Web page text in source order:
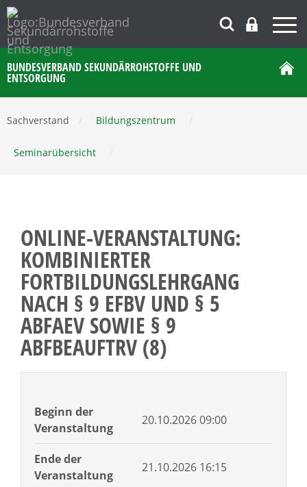
BUNDESVERBAND SEKUNDÄRROHSTOFFE UND
ENTSORGUNG
Sachverstand Bildungszentrum
Seminarübersicht
ONLINE-VERANSTALTUNG:
KOMBINIERTER
FORTBILDUNGSLEHRGANG
NACH § 9 EFBV UND § 5
ABFAEV SOWIE § 9
ABFBEAUFTRV (8)
Beginn der
Veranstaltung
20.10.2026 09:00
Ende der
Veranstaltung
21.10.2026 16:15